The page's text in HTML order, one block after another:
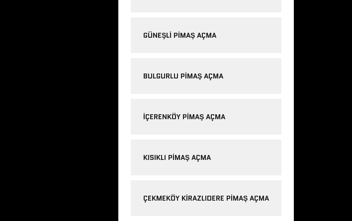
GÜNEŞLI PIMAŞ AÇMA
BULGURLU PIMAŞ AÇMA
IÇERENKÖY PIMAŞ AÇMA
KISIKLI PIMAŞ AÇMA
ÇEKMEKÖY KIRAZLIDERE PIMAŞ AÇMA